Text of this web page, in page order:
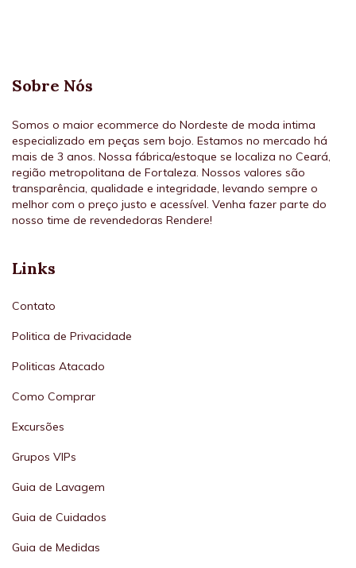
Sobre Nós
Somos o maior ecommerce do Nordeste de moda intima
especializado em peças sem bojo. Estamos no mercado há
mais de 3 anos. Nossa fábrica/estoque se localiza no Ceará,
região metropolitana de Fortaleza. Nossos valores são
transparência, qualidade e integridade, levando sempre o
melhor com o preço justo e acessível. Venha fazer parte do
nosso time de revendedoras Rendere!
Links
Contato
Politica de Privacidade
Politicas Atacado
Como Comprar
Excursões
Grupos VIPs
Guia de Lavagem
Guia de Cuidados
Guia de Medidas